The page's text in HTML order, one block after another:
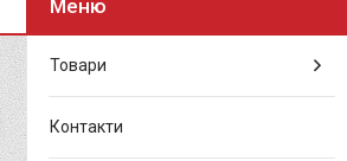
Товари
Контакти